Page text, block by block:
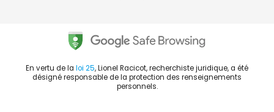
En vertu de la loi 25, Lionel Racicot, recherchiste juridique, a été
désigné responsable de la protection des renseignements
personnels.